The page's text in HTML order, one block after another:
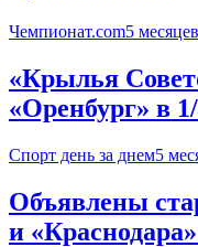
Чемпионат.com5
«Крылья
«Оренбург» в
Спорт день за днем5
Объявлены
и